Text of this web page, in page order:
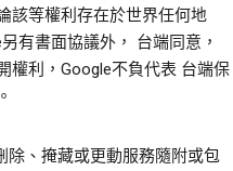
該等權利存在於世界任何地
有書面協議外， 台端同意，
權利，Google不負代表 台端保
除、掩藏或更動服務隨附或包